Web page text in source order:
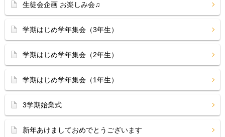
生徒会企画 お楽しみ会♫
学期はじめ学年集会（3年生）
学期はじめ学年集会（2年生）
学期はじめ学年集会（1年生）
3学期始業式
新年あけましておめでとうございます